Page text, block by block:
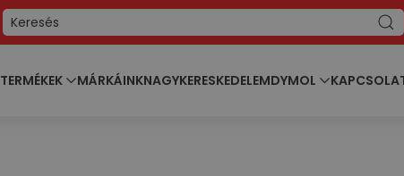
TERMÉKEK MÁRKÁINKNAGYKERESKEDELEMDYMOL